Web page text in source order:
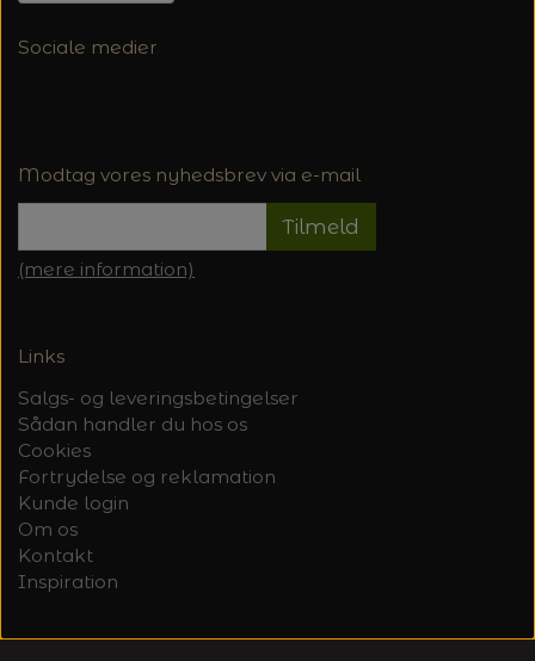
Sociale medier
Modtag vores nyhedsbrev via e-mail
Tilmeld
(mere information)
Links
Salgs- og leveringsbetingelser
Sådan handler du hos os
Cookies
Fortrydelse og reklamation
Kunde login
Om os
Kontakt
Inspiration